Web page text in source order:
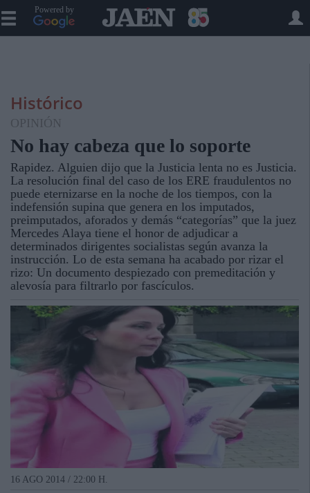
Powered by
Histórico
OPINIÓN
No hay cabeza que lo soporte
Rapidez. Alguien dijo que la Justicia lenta no es Justicia.
La resolución final del caso de los ERE fraudulentos no
puede eternizarse en la noche de los tiempos, con la
indefensión supina que genera en los imputados,
preimputados, aforados y demás “categorías” que la juez
Mercedes Alaya tiene el honor de adjudicar a
determinados dirigentes socialistas según avanza la
instrucción. Lo de esta semana ha acabado por rizar el
rizo: Un documento despiezado con premeditación y
alevosía para filtrarlo por fascículos.
16 AGO 2014 / 22:00 H.